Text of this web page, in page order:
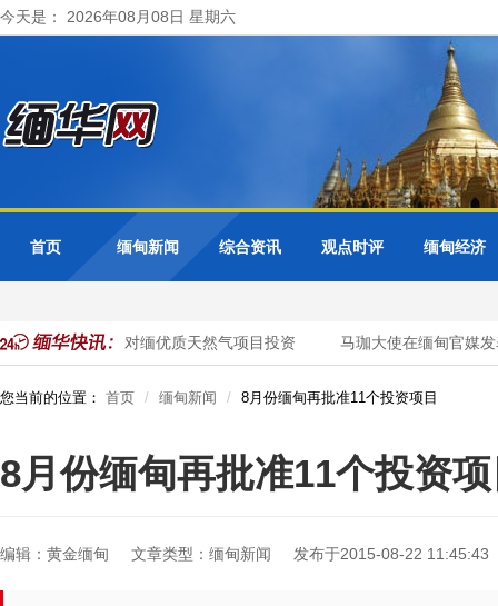
今天是： 2026年08月08日 星期六
首页 缅甸新闻 综合资讯 观点时评 缅甸经济
泰国企业加大对缅优质天然气项目投资 马珈大使在缅甸官媒发
您当前的位置： 首页 缅甸新闻 8月份缅甸再批准11个投资项目
8月份缅甸再批准11个投资
编辑：黄金缅甸 文章类型：缅甸新闻 发布于2015-08-22 11:45:43